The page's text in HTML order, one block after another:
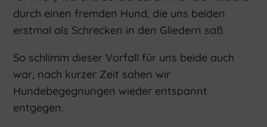
durch einen fremden Hund, die uns beiden
erstmal als Schrecken in den Gliedern saß.
So schlimm dieser Vorfall für uns beide auch
war, nach kurzer Zeit sahen wir
Hundebegegnungen wieder entspannt
entgegen.